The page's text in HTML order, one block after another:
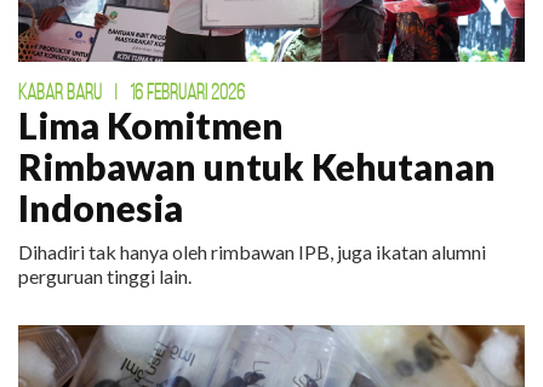
KABAR BARU | 16 FEBRUARI 2026
Lima Komitmen
Rimbawan untuk Kehutanan
Indonesia
Dihadiri tak hanya oleh rimbawan IPB, juga ikatan alumni
perguruan tinggi lain.